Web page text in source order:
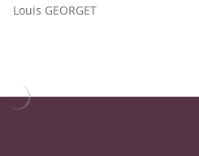
Louis GEORGET